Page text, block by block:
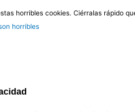
horribles cookies. Ciérralas rápido
horribles